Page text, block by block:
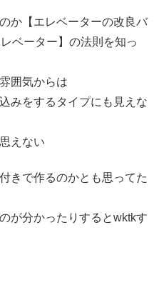
か【エレベーターの改良バ
ベーター】の法則を知っ
囲気からは
みをするタイプにも見えな
えない
きで作るのかとも思ってた
が分かったりするとwktkす